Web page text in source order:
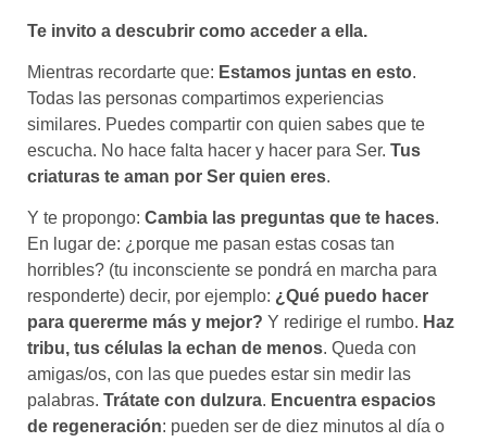
Te invito a descubrir como acceder a ella.
Mientras recordarte que: Estamos juntas en esto.
Todas las personas compartimos experiencias
similares. Puedes compartir con quien sabes que te
escucha. No hace falta hacer y hacer para Ser. Tus
criaturas te aman por Ser quien eres.
Y te propongo: Cambia las preguntas que te haces.
En lugar de: ¿porque me pasan estas cosas tan
horribles? (tu inconsciente se pondrá en marcha para
responderte) decir, por ejemplo: ¿Qué puedo hacer
para quererme más y mejor? Y redirige el rumbo. Haz
tribu, tus células la echan de menos. Queda con
amigas/os, con las que puedes estar sin medir las
palabras. Trátate con dulzura. Encuentra espacios
de regeneración: pueden ser de diez minutos al día o